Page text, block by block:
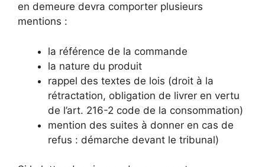
en demeure devra comporter plusieurs
mentions :
la référence de la commande
la nature du produit
rappel des textes de lois (droit à la
rétractation, obligation de livrer en vertu
de l’art. 216-2 code de la consommation)
mention des suites à donner en cas de
refus : démarche devant le tribunal)